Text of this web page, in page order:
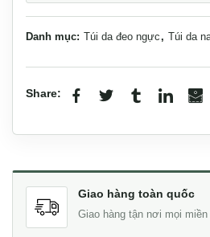
Danh mục: Túi da đeo ngực , Túi da
Share:
Giao hàng toàn quốc
Giao hàng tận nơi mọi miền